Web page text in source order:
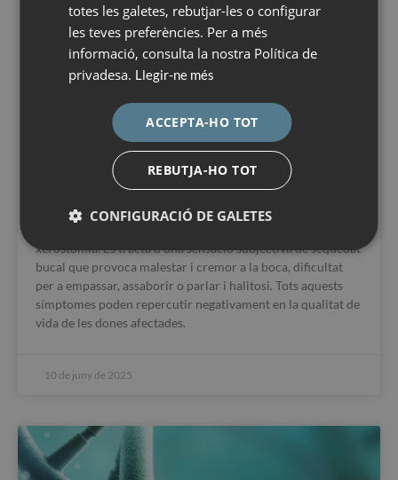
Un estudi confirma l’alta
prevalença de la xerostomia en
dones peri i postmenopàusiques i el
seu impacte en la qualitat de vida
relacionada amb la salut
bucodental
La transició menopàusica desencadena canvis hormonals
xerostomia. Es tracta d’una sensació subjectiva de sequedat
bucal que provoca malestar i cremor a la boca, dificultat
per a empassar, assaborir o parlar i halitosi. Tots aquests
símptomes poden repercutir negativament en la qualitat de
vida de les dones afectades.
10 de juny de 2025
ESPAÑOL
totes les galetes, rebutjar-les o configurar
les teves preferències. Per a més
informació, consulta la nostra Política de
privadesa. Llegir-ne més
ACCEPTA-HO TOT
REBUTJA-HO TOT
CONFIGURACIÓ DE GALETES